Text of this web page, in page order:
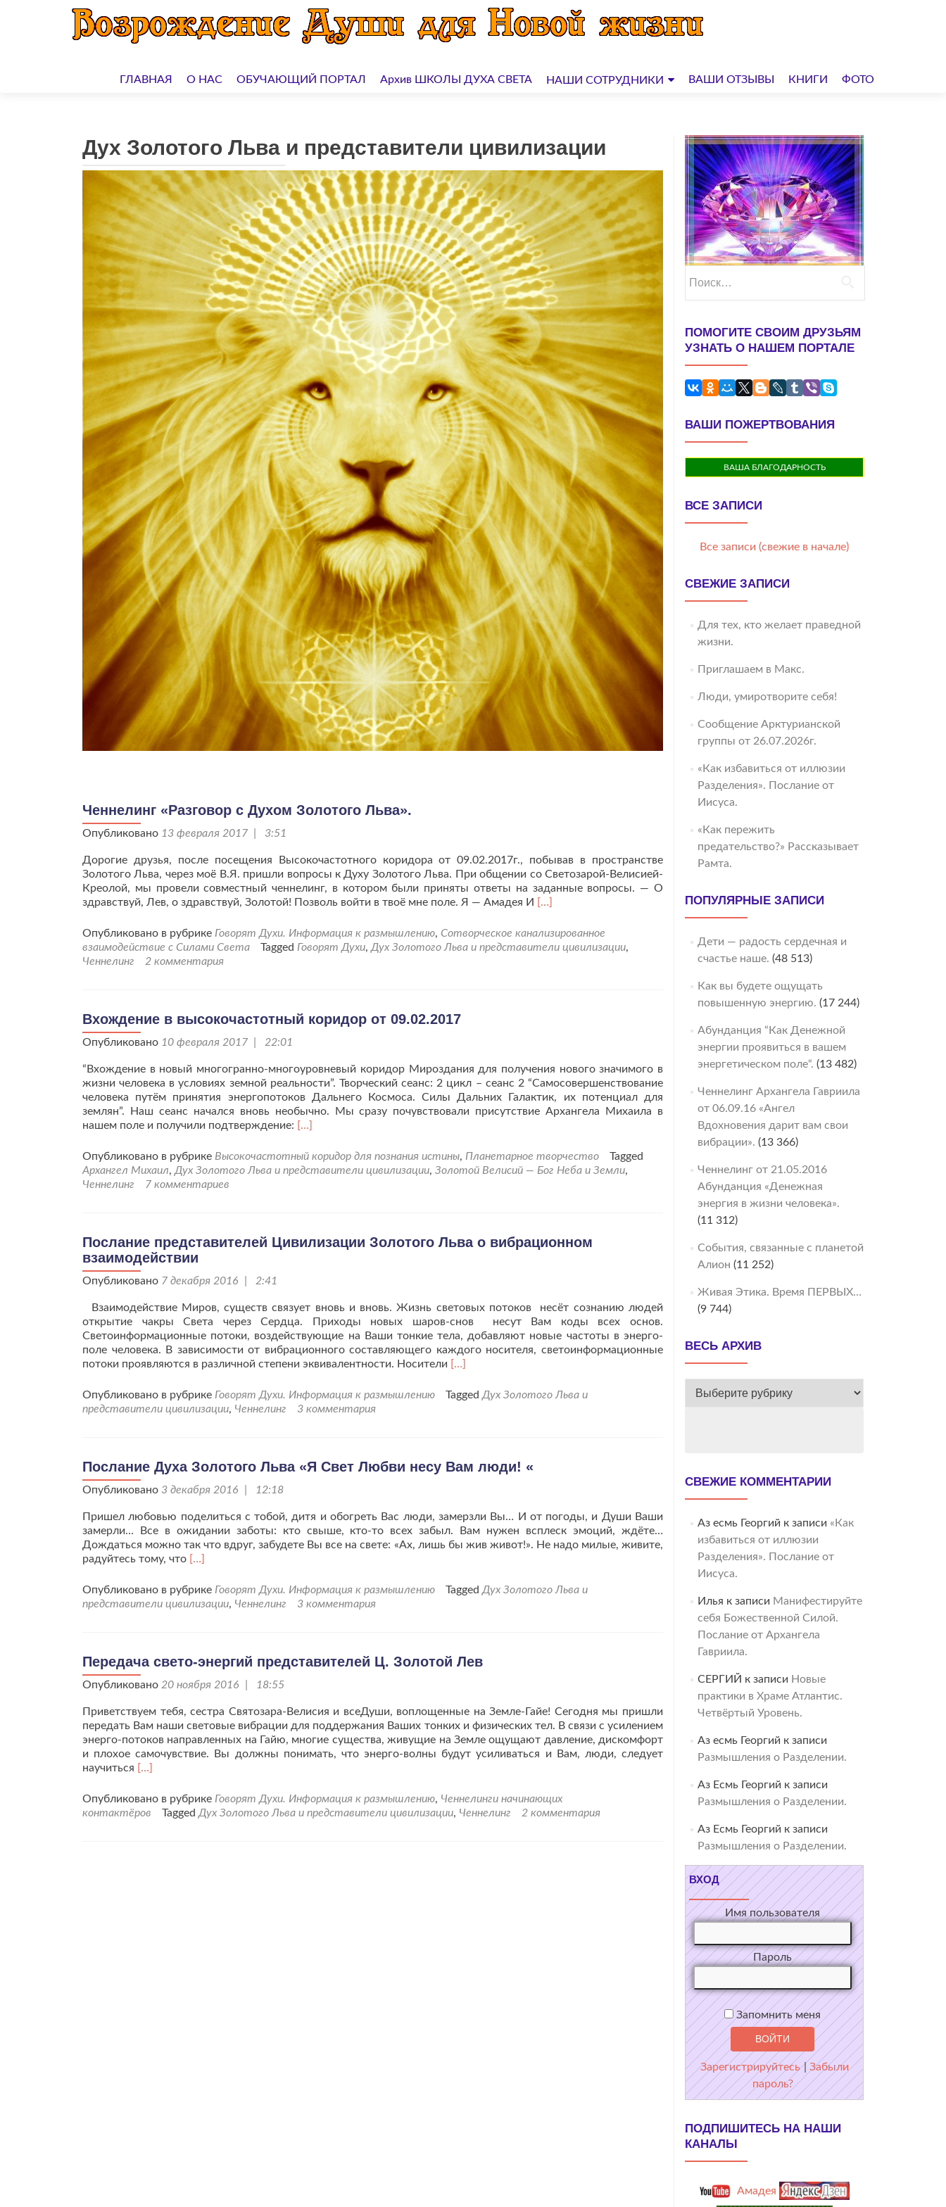
кГЛАВНАЯ О НАС ОБУЧАЮЩИЙ ПОРТАЛ Архив ШКОЛЫ ДУХА СВЕТА НАШИ СОТРУДНИКИ ВАШИ ОТЗЫВЫ КНИГИ ФОТО
Дух Золотого Льва и представители цивилизации
Ченнелинг «Разговор с Духом Золотого Льва».
Опубликовано 13 февраля 2017 | 3:51
Дорогие друзья, после посещения Высокочастотного коридора от 09.02.2017г., побывав в пространстве
Золотого Льва, через моё В.Я. пришли вопросы к Духу Золотого Льва. При общении со Светозарой-Велисией-
Креолой, мы провели совместный ченнелинг, в котором были приняты ответы на заданные вопросы. — О
здравствуй, Лев, о здравствуй, Золотой! Позволь войти в твоё мне поле. Я — Амадея И Читать
проЧеннелинг
«Разговор
[…]
Опубликовано в рубрике Говорят Духи. Информация к размышлению, Сотворческое канализированное
взаимодействие с Силами Света
Tagged Говорят Духи, Дух Золотого Льва и представители цивилизации,
Ченнелинг
2 комментария
Вхождение в высокочастотный коридор от 09.02.2017
Опубликовано 10 февраля 2017 | 22:01
“Вхождение в новый многогранно-многоуровневый коридор Мироздания для получения нового значимого в
жизни человека в условиях земной реальности”. Творческий сеанс: 2 цикл – сеанс 2 “Самосовершенствование
человека путём принятия энергопотоков Дальнего Космоса. Силы Дальних Галактик, их потенциал для
землян”. Наш сеанс начался вновь необычно. Мы сразу почувствовали присутствие Архангела Михаила в
нашем поле и получили подтверждение: Читать
проВхождение
в
[…]
Опубликовано в рубрике Высокочастотный коридор для познания истины, Планетарное творчество
Tagged
Архангел Михаил, Дух Золотого Льва и представители цивилизации, Золотой Велисий — Бог Неба и Земли,
Ченнелинг
7 комментариев
Послание представителей Цивилизации Золотого Льва о вибрационном
взаимодействии
Опубликовано 7 декабря 2016 | 2:41
Взаимодействие Миров, существ связует вновь и вновь. Жизнь световых потоков несёт сознанию людей
открытие чакры Света через Сердца. Приходы новых шаров-снов несут Вам коды всех основ.
Светоинформационные потоки, воздействующие на Ваши тонкие тела, добавляют новые частоты в энерго-
поле человека. В зависимости от вибрационного составляющего каждого носителя, светоинформационные
потоки проявляются в различной степени эквивалентности. Носители Читать
проПослание
о
вибрационном
[…]
Опубликовано в рубрике Говорят Духи. Информация к размышлению Tagged Дух Золотого Льва и
представители цивилизации, Ченнелинг 3 комментария
Послание Духа Золотого Льва «Я Свет Любви несу Вам люди! «
Опубликовано 3 декабря 2016 | 12:18
Пришел любовью поделиться с тобой, дитя и обогреть Вас люди, замерзли Вы… И от погоды, и Души Ваши
замерли… Все в ожидании заботы: кто свыше, кто-то всех забыл. Вам нужен всплеск эмоций, ждёте…
Дождаться можно так что вдруг, забудете Вы все на свете: «Ах, лишь бы жив живот!». Не надо милые, живите,
радуйтесь тому, что Читать
проПослание
Духа
Свет
Любви
несу
люди!
«
[…]
Опубликовано в рубрике Говорят Духи. Информация к размышлению Tagged Дух Золотого Льва и
представители цивилизации, Ченнелинг 3 комментария
Передача свето-энергий представителей Ц. Золотой Лев
Опубликовано 20 ноября 2016 | 18:55
Приветствуем тебя, сестра Святозара-Велисия и всеДуши, воплощенные на Земле-Гайе! Сегодня мы пришли
передать Вам наши световые вибрации для поддержания Ваших тонких и физических тел. В связи с усилением
энерго-потоков направленных на Гайю, многие существа, живущие на Земле ощущают давление, дискомфорт
и плохое самочувствие. Вы должны понимать, что энерго-волны будут усиливаться и Вам, люди, следует
научиться Читать
проПередача
свето-
[…]
Опубликовано в рубрике Говорят Духи. Информация к размышлению, Ченнелинги начинающих
контактёров
Tagged Дух Золотого Льва и представители цивилизации, Ченнелинг 2 комментария
ПОМОГИТЕ СВОИМ ДРУЗЬЯМ
УЗНАТЬ О НАШЕМ ПОРТАЛЕ
ВАШИ ПОЖЕРТВОВАНИЯ
ВАША БЛАГОДАРНОСТЬ
ВСЕ ЗАПИСИ
Все записи (свежие в начале)
СВЕЖИЕ ЗАПИСИ
Для тех, кто желает праведной
жизни.
Приглашаем в Макс.
Люди, умиротворите себя!
Сообщение Арктурианской
группы от 26.07.2026г.
«Как избавиться от иллюзии
Разделения». Послание от
Иисуса.
«Как пережить
предательство?» Рассказывает
Рамта.
ПОПУЛЯРНЫЕ ЗАПИСИ
Дети — радость сердечная и
счастье наше. (48 513)
Как вы будете ощущать
повышенную энергию. (17 244)
Абунданция “Как Денежной
энергии проявиться в вашем
энергетическом поле“. (13 482)
Ченнелинг Архангела Гавриила
от 06.09.16 «Ангел
Вдохновения дарит вам свои
вибрации». (13 366)
Ченнелинг от 21.05.2016
Абунданция «Денежная
энергия в жизни человека».
(11 312)
События, связанные с планетой
Алион (11 252)
Живая Этика. Время ПЕРВЫХ…
(9 744)
ВЕСЬ АРХИВ
ВЕСЬ
СВЕЖИЕ КОММЕНТАРИИ
Аз есмь Георгий к записи «Как
избавиться от иллюзии
Разделения». Послание от
Иисуса.
Илья к записи Манифестируйте
себя Божественной Силой.
Послание от Архангела
Гавриила.
СЕРГИЙ к записи Новые
практики в Храме Атлантис.
Четвёртый Уровень.
Аз есмь Георгий к записи
Размышления о Разделении.
Аз Есмь Георгий к записи
Размышления о Разделении.
Аз Есмь Георгий к записи
Размышления о Разделении.
ВХОД
Имя пользователя
Пароль
Запомнить меня
Зарегистрируйтесь | Забыли
пароль?
ПОДПИШИТЕСЬ НА НАШИ
КАНАЛЫ
Амадея